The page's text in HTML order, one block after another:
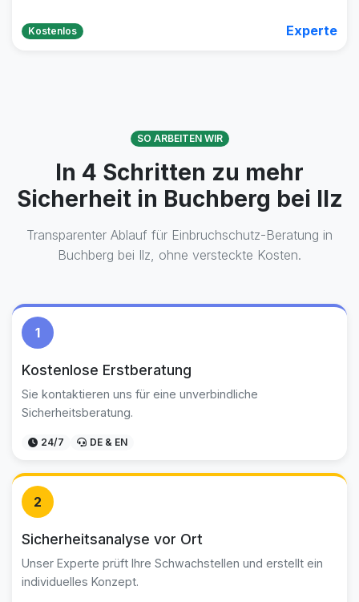
Kostenlos Experte
SO ARBEITEN WIR
In 4 Schritten zu mehr
Sicherheit in Buchberg bei Ilz
Transparenter Ablauf für Einbruchschutz-Beratung in
Buchberg bei Ilz, ohne versteckte Kosten.
1
Kostenlose Erstberatung
Sie kontaktieren uns für eine unverbindliche
Sicherheitsberatung.
24/7 DE & EN
2
Sicherheitsanalyse vor Ort
Unser Experte prüft Ihre Schwachstellen und erstellt ein
individuelles Konzept.